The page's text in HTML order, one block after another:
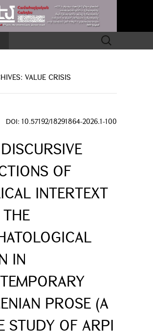
Search
for:
VALUE CRISIS
DOI: 10.57192/18291864-2026.1-100
OF
INTERTEXT
IN
PROSE (A
STUDY OF ARPI